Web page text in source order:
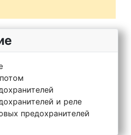
и реле
предохранителей